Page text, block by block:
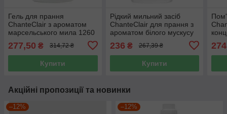
Гель для прання
ChanteClair з ароматом
марсельського мила 1260
277,50 ₴ 314,72 ₴
Купити
Рідкий мильний засіб
ChanteClair для прання з
ароматом білого мускусу
236 ₴ 267,39 ₴
Купити
Акційні пропозиції та новинки
–12% –12%